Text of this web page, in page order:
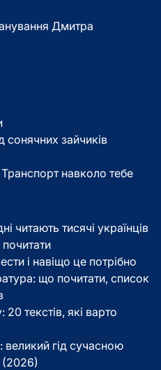
Дмитра
зайчиків
навколо тебе
читають тисячі українців
і навіщо це потрібно
що почитати, список
20 текстів, які варто
гід сучасною
(2026)